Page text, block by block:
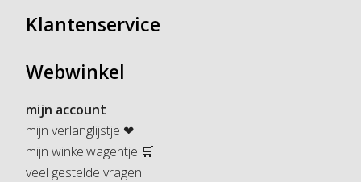
Klantenservice
Webwinkel
mijn account
mijn verlanglijstje ❤
mijn winkelwagentje 🛒
veel gestelde vragen